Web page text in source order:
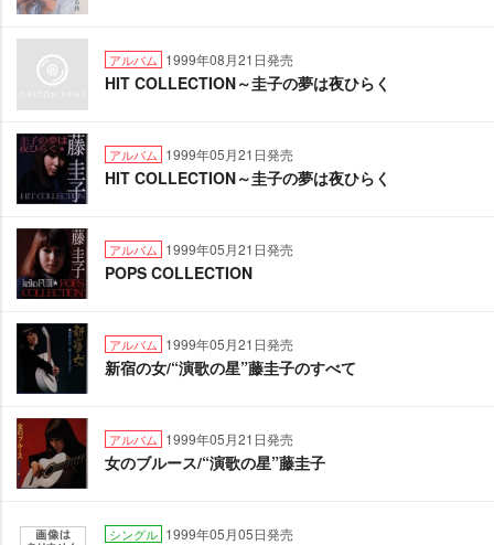
アルバム 1999年08月21日発売
HIT COLLECTION～圭子の夢は夜ひらく
アルバム 1999年05月21日発売
HIT COLLECTION～圭子の夢は夜ひらく
アルバム 1999年05月21日発売
POPS COLLECTION
アルバム 1999年05月21日発売
新宿の女/“演歌の星”藤圭子のすべて
アルバム 1999年05月21日発売
女のブルース/“演歌の星”藤圭子
シングル 1999年05月05日発売